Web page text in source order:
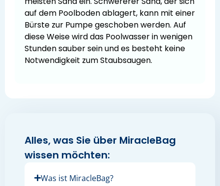
auf dem Poolboden ablagert, kann mit einer
Bürste zur Pumpe geschoben werden. Auf
diese Weise wird das Poolwasser in wenigen
Stunden sauber sein und es besteht keine
Notwendigkeit zum Staubsaugen.
Alles, was Sie über MiracleBag
wissen möchten:
Was ist MiracleBag?